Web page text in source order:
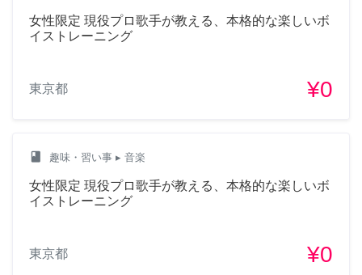
女性限定 現役プロ歌手が教える、本格的な楽しいボ
イストレーニング
東京都 ¥0
class 趣味・習い事 ▸ 音楽
女性限定 現役プロ歌手が教える、本格的な楽しいボ
イストレーニング
東京都 ¥0